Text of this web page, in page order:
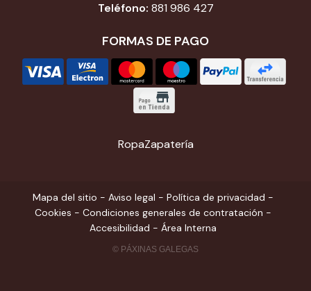
Teléfono: 881 986 427
FORMAS DE PAGO
RopaZapatería
Mapa del sitio - Aviso legal - Política de privacidad -
Cookies - Condiciones generales de contratación -
Accesibilidad - Área Interna
© PÁXINAS GALEGAS